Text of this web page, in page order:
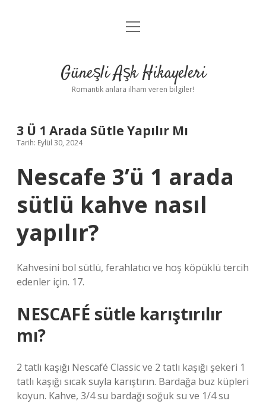
Anasayfa
Yasal Uyarı
menüyü
Güneşli Aşk Hikayeleri
Romantik anlara ilham veren bilgiler!
3 Ü 1 Arada Sütle Yapılır Mı
Tarih: Eylül 30, 2024
Nescafe 3’ü 1 arada
sütlü kahve nasıl
yapılır?
Kahvesini bol sütlü, ferahlatıcı ve hoş köpüklü tercih
edenler için. 17.
NESCAFÉ sütle karıştırılır
mı?
2 tatlı kaşığı Nescafé Classic ve 2 tatlı kaşığı şekeri 1
tatlı kaşığı sıcak suyla karıştırın. Bardağa buz küpleri
koyun. Kahve, 3/4 su bardağı soğuk su ve 1/4 su